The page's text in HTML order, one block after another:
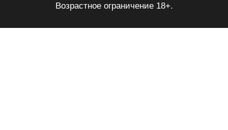
Возрастное ограничение 18+.